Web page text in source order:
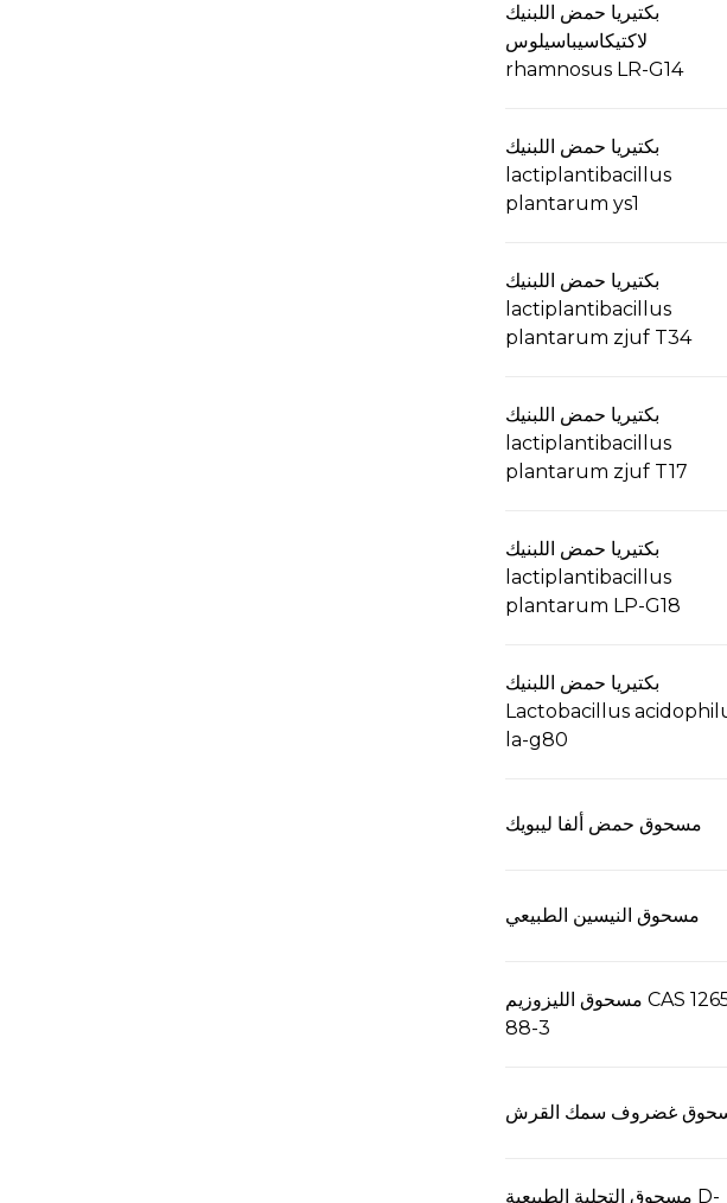
بكتيريا حمض اللبنيك
لاكتيكاسيباسيلوس
rhamnosus LR-G14
بكتيريا حمض اللبنيك
lactiplantibacillus
plantarum ys1
بكتيريا حمض اللبنيك
lactiplantibacillus
plantarum zjuf T34
بكتيريا حمض اللبنيك
lactiplantibacillus
plantarum zjuf T17
بكتيريا حمض اللبنيك
lactiplantibacillus
plantarum LP-G18
بكتيريا حمض اللبنيك
Lactobacillus
la-g80
مسحوق حمض ألفا ليبويك
مسحوق النيسين الطبيعي
مسحوق الليزوزيم CAS 12650-
88-3
غضروف سمك القرش
مسحوق التحلية الطبيعية D-